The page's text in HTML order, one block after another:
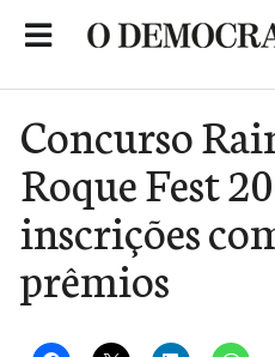
Concurso
Roque Fest
inscrições
prêmios